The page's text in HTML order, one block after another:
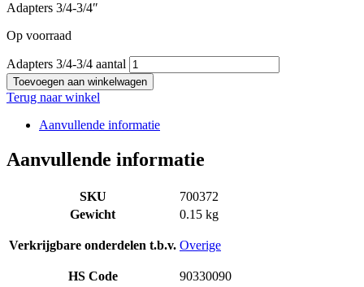
Adapters 3/4-3/4″
Op voorraad
Adapters 3/4-3/4 aantal
Toevoegen aan winkelwagen
Terug naar winkel
Aanvullende informatie
Aanvullende informatie
SKU
700372
Gewicht
0.15 kg
Verkrijgbare onderdelen t.b.v. Overige
HS Code 90330090